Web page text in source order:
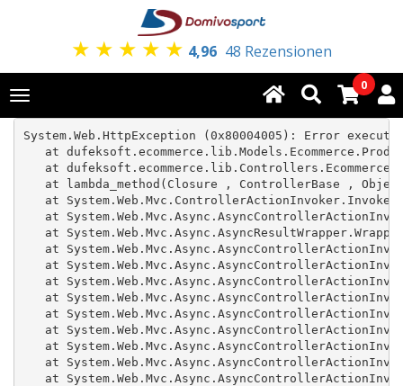
★ ★ ★ ★ ★ 4,96 48 Rezensionen
Toggle
navigation
0
System.Web.HttpException (0x80004005): Error
at
at
at lambda_method(Closure , ControllerBase ,
at
at
at
at
at
at
at
at
at
at
at
at